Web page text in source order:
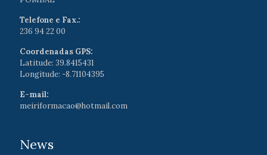
Telefone e Fax.:
236 94 22 00
Coordenadas GPS:
Latitude: 39.8415431
Longitude: -8.71104395
E-mail:
meiriformacao@hotmail.com
News